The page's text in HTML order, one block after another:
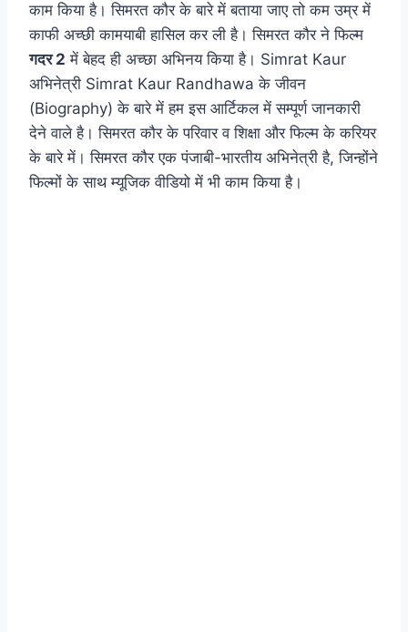
काम किया है। सिमरत कौर के बारे में बताया जाए तो कम उम्र में
काफी अच्छी कामयाबी हासिल कर ली है। सिमरत कौर ने फिल्म
गदर 2 में बेहद ही अच्छा अभिनय किया है। Simrat Kaur
अभिनेत्री Simrat Kaur Randhawa के जीवन
(Biography) के बारे में हम इस आर्टिकल में सम्पूर्ण जानकारी
देने वाले है। सिमरत कौर के परिवार व शिक्षा और फिल्म के करियर
के बारे में। सिमरत कौर एक पंजाबी-भारतीय अभिनेत्री है, जिन्होंने
फिल्मों के साथ म्यूजिक वीडियो में भी काम किया है।